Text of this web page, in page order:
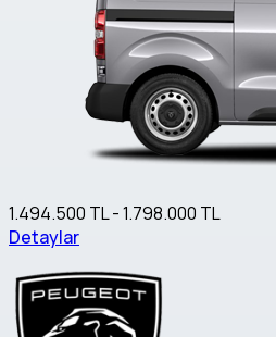
1.494.500 TL - 1.798.000 TL
Detaylar